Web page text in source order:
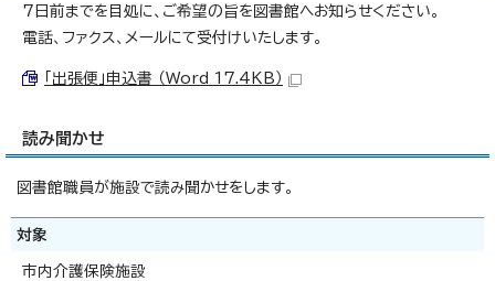
7日前までを目処に、ご希望の旨を図書館へお知らせください。
電話、ファクス、メールにて受付けいたします。
「出張便」申込書 （Word 17.4KB）
読み聞かせ
図書館職員が施設で読み聞かせをします。
対象
市内介護保険施設